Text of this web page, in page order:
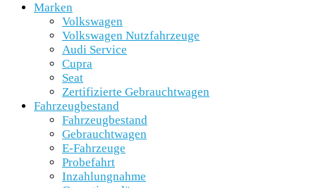
Marken
Volkswagen
Volkswagen Nutzfahrzeuge
Audi Service
Cupra
Seat
Zertifizierte Gebrauchtwagen
Fahrzeugbestand
Fahrzeugbestand
Gebrauchtwagen
E-Fahrzeuge
Probefahrt
Inzahlungnahme